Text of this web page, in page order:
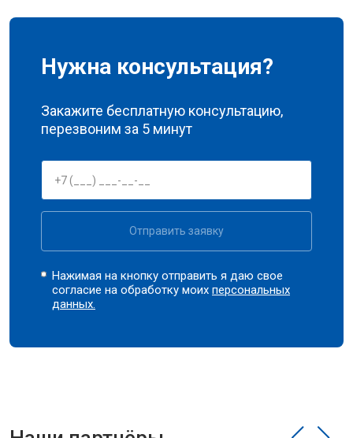
Нужна консультация?
Закажите бесплатную консультацию,
перезвоним за 5 минут
Отправить заявку
Нажимая на кнопку отправить я даю свое
согласие на обработку моихперсональных
данных.